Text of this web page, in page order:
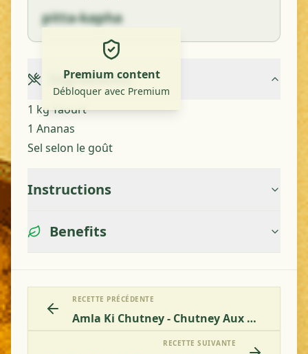
pitta-kapha
Premium content
Débloquer avec Premium
Ingredients
1 kg Yaourt
1 Ananas
Sel selon le goût
Instructions
Benefits
RECETTE PRÉCÉDENTE
Amla Ki Chutney - Chutney Aux Groseilles Indiennes
RECETTE SUIVANTE